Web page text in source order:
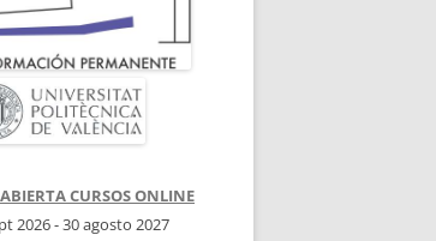
CURSOS ONLINE
2026 - 30 agosto 2027